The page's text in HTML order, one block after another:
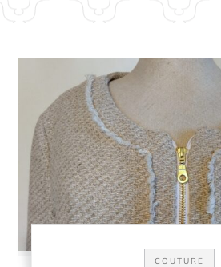
COUTURE